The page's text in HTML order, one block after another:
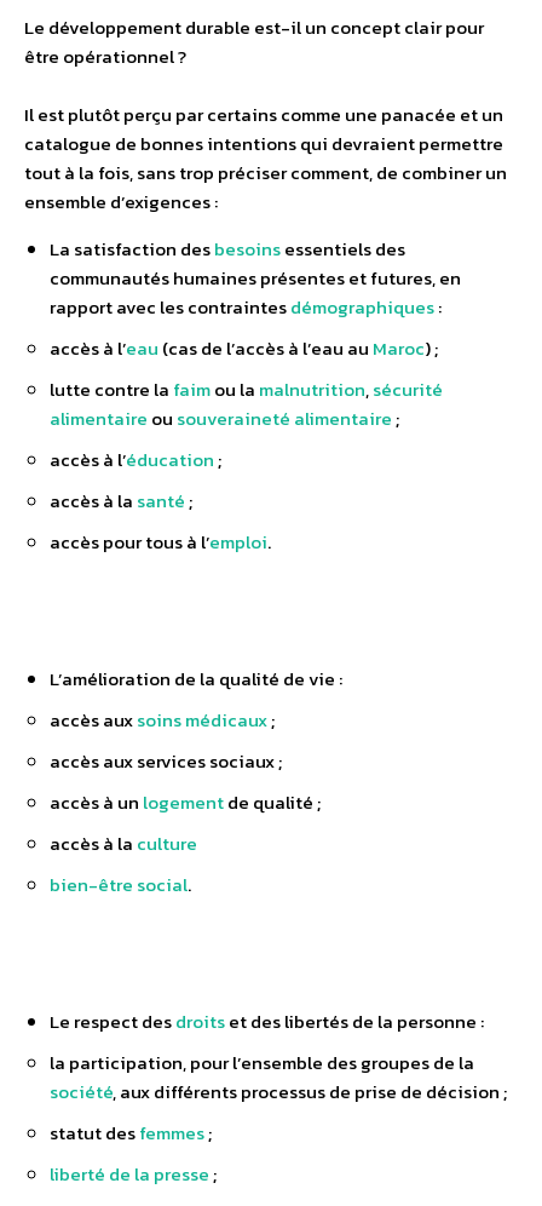
Le développement durable est-il un concept clair pour
être opérationnel ?
Il est plutôt perçu par certains comme une panacée et un
catalogue de bonnes intentions qui devraient permettre
tout à la fois, sans trop préciser comment, de combiner un
ensemble d’exigences :
La satisfaction desbesoinsessentiels des
communautés humaines présentes et futures, en
rapport avec les contraintesdémographiques:
accès à l’eau (cas de l’accès à l’eau au Maroc) ;
lutte contre la faimou la malnutrition,sécurité
alimentaire ou souveraineté alimentaire;
accès à l’éducation;
accès à la santé;
accès pour tous à l’emploi.
L’amélioration de la qualité de vie :
accès auxsoins médicaux;
accès aux services sociaux ;
accès à un logementde qualité ;
accès à la culture
bien-être social.
Le respect desdroitset des libertés de la personne :
la participation, pour l’ensemble des groupes de la
société, aux différents processus de prise de décision ;
statut desfemmes;
liberté de la presse;